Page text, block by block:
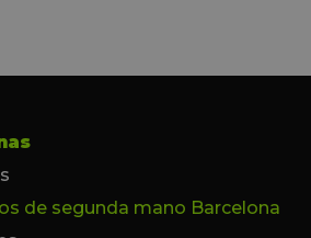
de segunda mano Barcelona